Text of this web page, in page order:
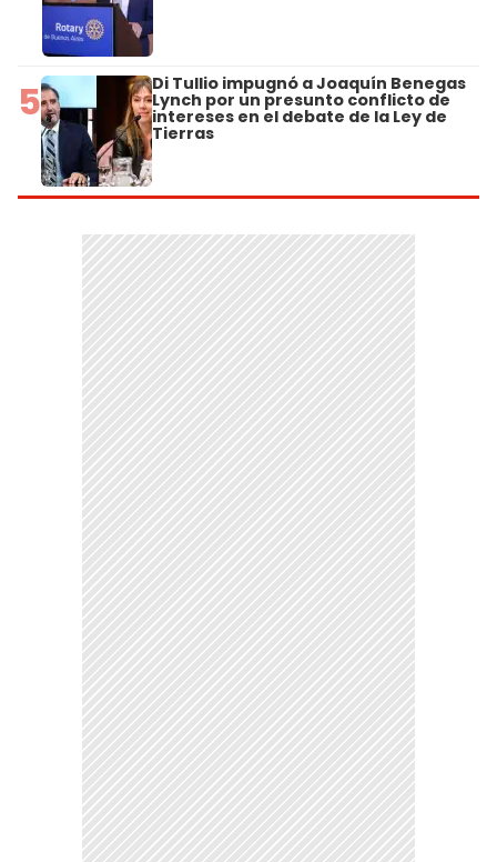
5 Di Tullio impugnó a Joaquín Benegas
Lynch por un presunto conflicto de
intereses en el debate de la Ley de
Tierras